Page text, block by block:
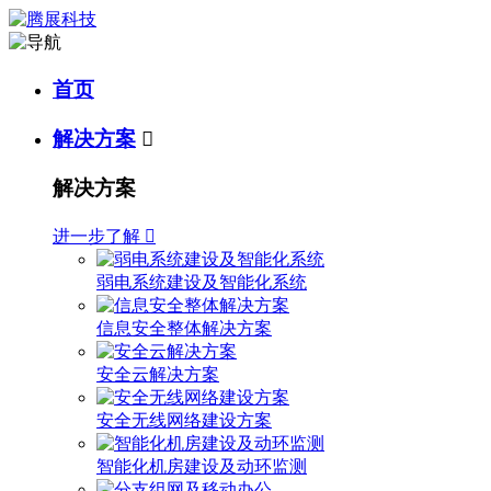
首页
解决方案 
解决方案
进一步了解 
弱电系统建设及智能化系统
信息安全整体解决方案
安全云解决方案
安全无线网络建设方案
智能化机房建设及动环监测